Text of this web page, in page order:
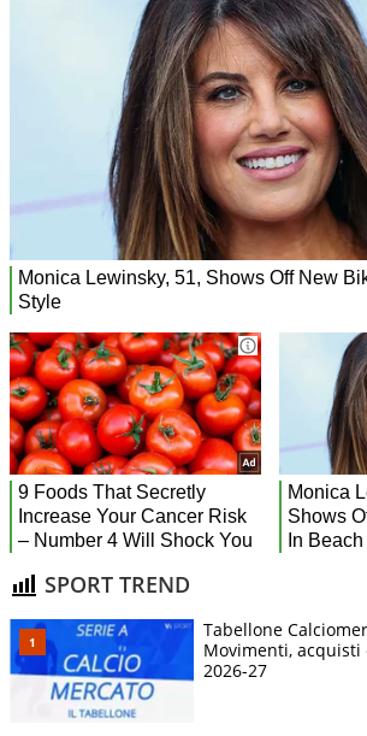
SPORT TREND
Tabellone
Movimenti, acquisti
2026-27